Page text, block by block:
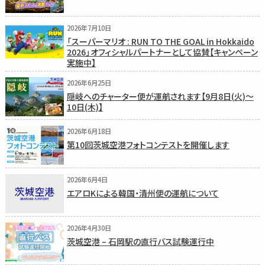
2026年7月10日
「スーパーマリオ : RUN TO THE GOAL in Hokkaido
2026」オフィシャルパートナーとして協賛【キャンペーン
実施中】
2026年6月25日
隠岐へのチャーター便が運航されます【9月8日(火)〜
10日(木)】
2026年6月18日
第10回茨城空港フォトコンテストを開催します
2026年6月4日
エアロKによる韓国・清州便の運航について
2026年4月30日
茨城空港 – 石岡駅の直行バス試験運行中